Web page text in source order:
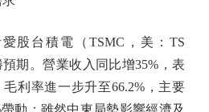
台積電（TSMC，美：TS
期。營業收入同比增35%，表
利率進一步升至66.2%，主要
動；雖然中東局勢影響經濟及